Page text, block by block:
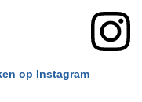
op Instagram